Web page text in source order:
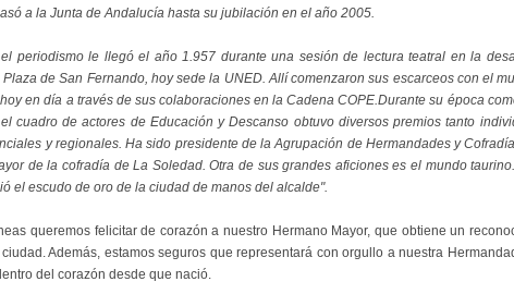
a la Junta de Andalucía hasta su jubilación en el año 2005.
periodismo le llegó el año 1.957 durante una sesión de lectura teatral en la
de San Fernando, hoy sede la UNED. Allí comenzaron sus escarceos con el
en día a través de sus colaboraciones en la Cadena COPE.Durante su época
cuadro de actores de Educación y Descanso obtuvo diversos premios tanto
y regionales. Ha sido presidente de la Agrupación de Hermandades y
de la cofradía de La Soledad. Otra de sus grandes aficiones es el mundo
el escudo de oro de la ciudad de manos del alcalde".
queremos felicitar de corazón a nuestro Hermano Mayor, que obtiene un
Además, estamos seguros que representará con orgullo a nuestra
del corazón desde que nació.